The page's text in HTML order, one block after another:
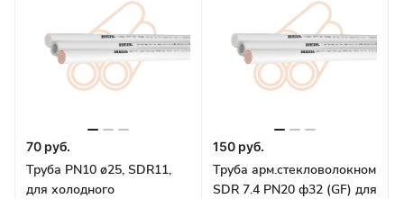
70 руб.
Труба PN10 ø25, SDR11,
для холодного
150 руб.
Труба арм.стекловолокном
SDR 7.4 PN20 ф32 (GF) для